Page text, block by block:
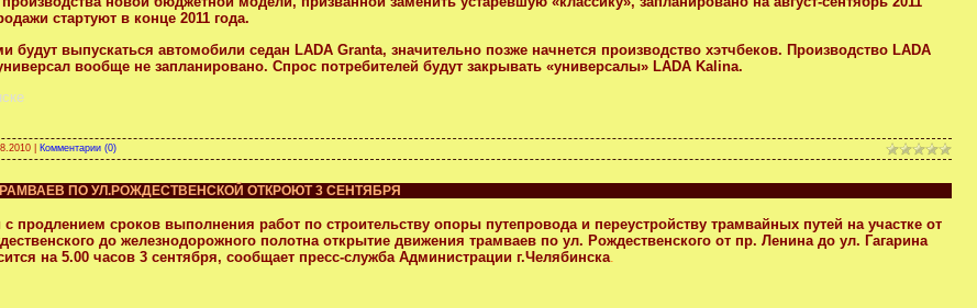
стартуют в конце 2011 года.
будут выпускаться автомобили седан LADA Granta, значительно позже начнется производство хэтчбеков. Производство LADA
вообще не запланировано. Спрос потребителей будут закрывать «универсалы» LADA Kalina.
Комментарии (0)
ПО УЛ.РОЖДЕСТВЕНСКОЙ ОТКРОЮТ 3 СЕНТЯБРЯ
с продлением сроков выполнения работ по строительству опоры путепровода и переустройству трамвайных путей на участке от
до железнодорожного полотна открытие движения трамваев по ул. Рождественского от пр. Ленина до ул. Гагарина
на 5.00 часов 3 сентября, сообщает пресс-служба Администрации г.Челябинска